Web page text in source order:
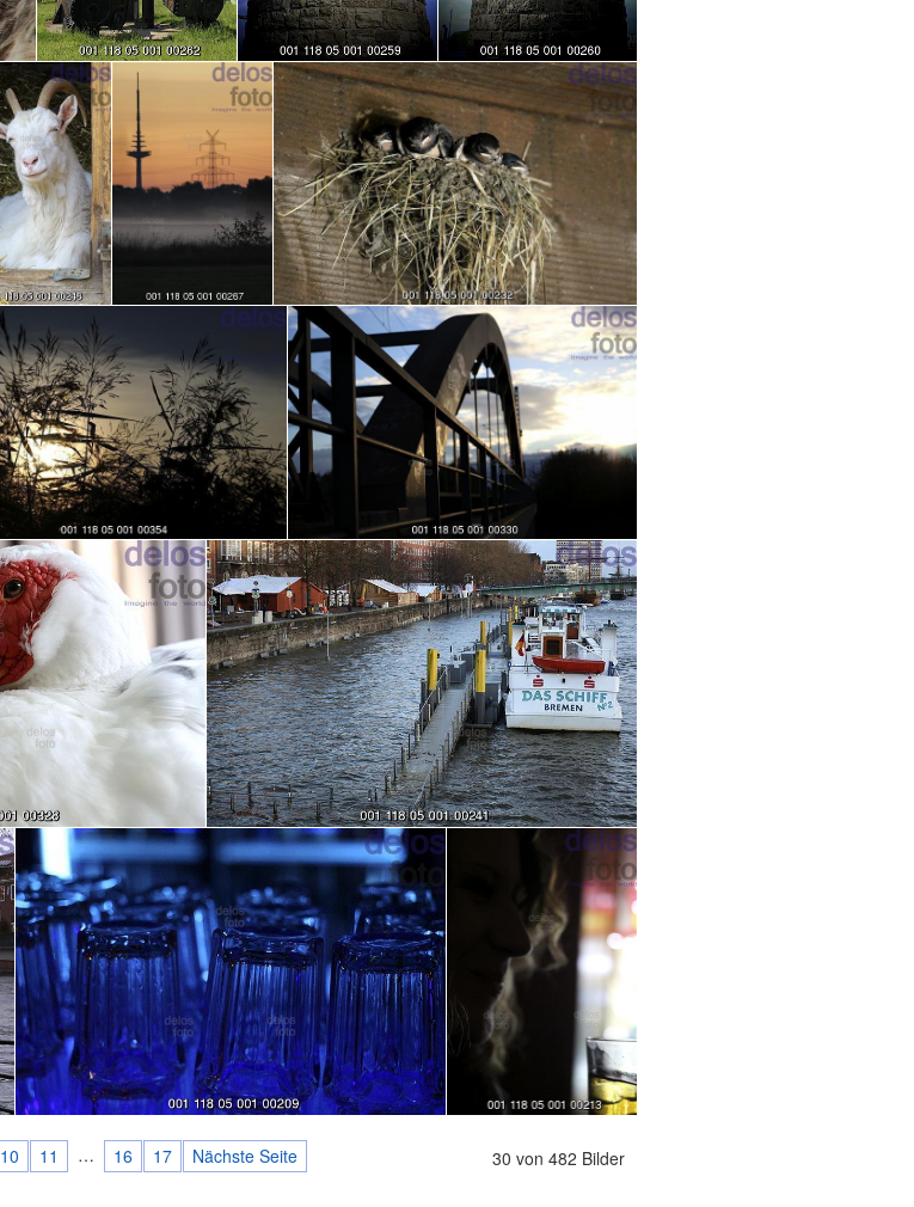
30 von 482 Bilder
10 11 … 16 17 Nächste Seite